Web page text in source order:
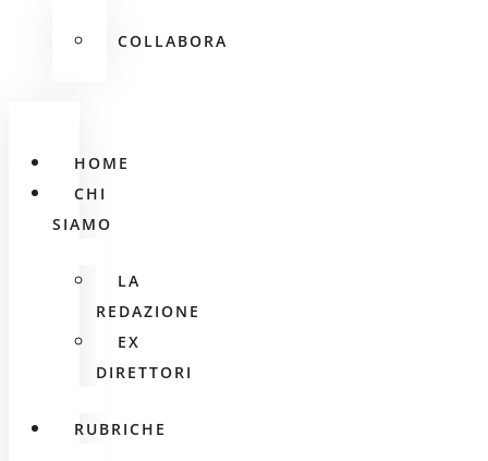
COLLABORA
HOME
CHI
SIAMO
LA
REDAZIONE
EX
DIRETTORI
RUBRICHE